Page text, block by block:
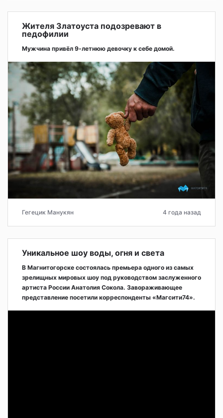
Жителя Златоуста подозревают в
педофилии
Мужчина привёл 9-летнюю девочку к себе домой.
Гегецик Манукян 4 года назад
Уникальное шоу воды, огня и света
В Магнитогорске состоялась премьера одного из самых
зрелищных мировых шоу под руководством заслуженного
артиста России Анатолия Сокола. Завораживающее
представление посетили корреспонденты «Магсити74».